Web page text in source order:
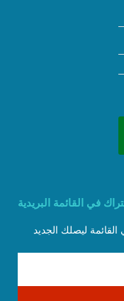
في القائمة البريدية
ليصلك الجديد